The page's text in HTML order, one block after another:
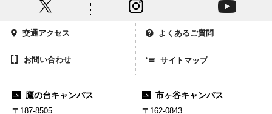
交通アクセス よくあるご質問
お問い合わせ サイトマップ
鷹の台キャンパス
〒187-8505
市ヶ谷キャンパス
〒162-0843